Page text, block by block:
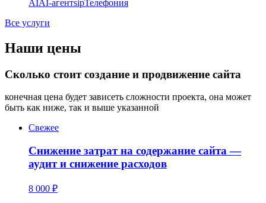
AIAI-агентsipТелефония
Все услуги
Наши цены
Сколько стоит создание и продвижение сайта
конечная цена будет зависеть сложности проекта, она может
быть как ниже, так и выше указанной
Свежее
Снижение затрат на содержание сайта —
аудит и снижение расходов
8 000 ₽